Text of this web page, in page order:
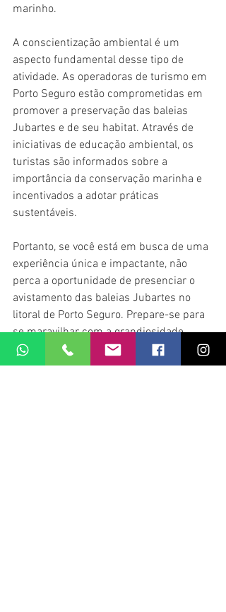
marinho.
A conscientização ambiental é um
aspecto fundamental desse tipo de
atividade. As operadoras de turismo em
Porto Seguro estão comprometidas em
promover a preservação das baleias
Jubartes e de seu habitat. Através de
iniciativas de educação ambiental, os
turistas são informados sobre a
importância da conservação marinha e
incentivados a adotar práticas
sustentáveis.
Portanto, se você está em busca de uma
experiência única e impactante, não
perca a oportunidade de presenciar o
avistamento das baleias Jubartes no
litoral de Porto Seguro. Prepare-se para
se maravilhar com a grandiosidade
dessas criaturas magníficas, desfrutar
das belezas naturais da região e